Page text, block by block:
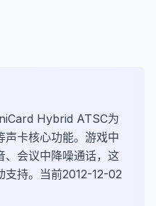
Hybrid ATSC为
声卡核心功能。游戏中
、会议中降噪通话，这
支持。当前2012-12-02